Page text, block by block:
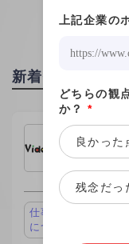
新着投稿
株式会
東京
仕事の内容が面白
につながる
上記企業の
どちらの観
か？
*
良かった
残念だっ